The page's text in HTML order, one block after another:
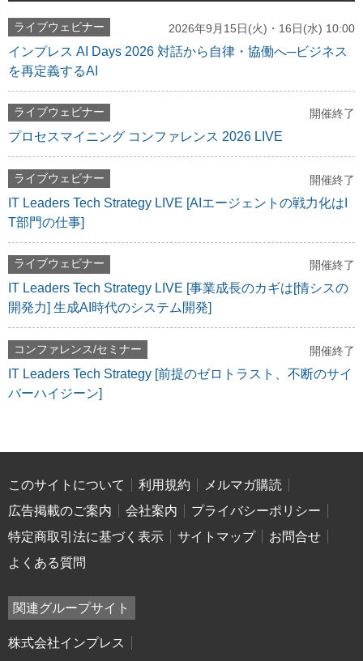
ライブウェビナー 2026年9月15日(火)・16日(水) 10:00
インプレス AI Days 2026 対話から自律・協働へ─ビジネス
を再定義するAI
ライブウェビナー 開催終了
プロセスマイニング コンファレンス 2026 LIVE
ライブウェビナー 開催終了
IT Leaders Tech Strategy LIVE [AIエージェントの戦力化はI
T部門の仕事]
ライブウェビナー 開催終了
IT Leaders Tech Strategy LIVE [事業成長のカギは[情シスの
開発力] 生成AI時代のシステム開発]
コンファレンス/セミナー 開催終了
IT Leaders Tech Strategy [前提のゼロトラスト、不断のサイ
バーハイジーン]
このサイトについて 利用規約
メルマガ購読
広告掲載のご案内
会社案内
プライバシーポリシー
特定商取引法に基づく表示
サイトマップ
お問合せ
よくある質問
関連グループサイト
株式会社インプレス